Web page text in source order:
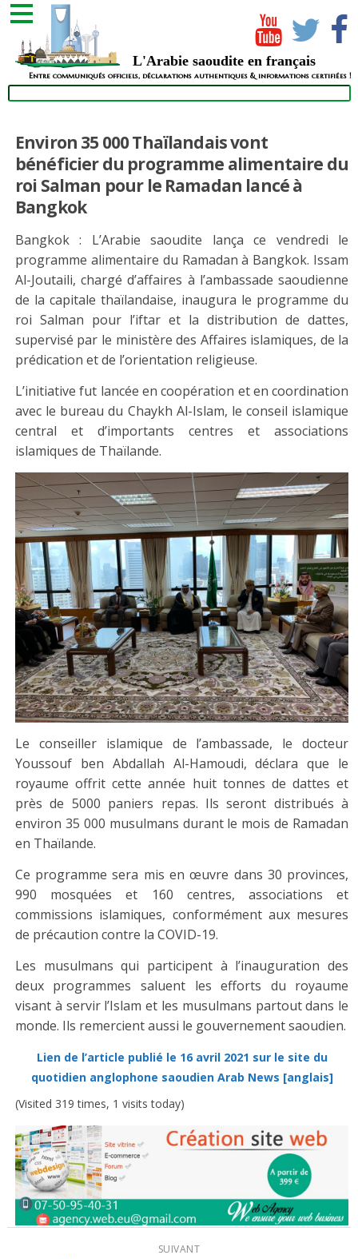
L'Arabie saoudite en français
Entre communiqués officiels, déclarations authentiques & informations certifiées !
Environ 35 000 Thaïlandais vont
bénéficier du programme alimentaire du
roi Salman pour le Ramadan lancé à
Bangkok
Bangkok : L’Arabie saoudite lança ce vendredi le
programme alimentaire du Ramadan à Bangkok. Issam
Al-Joutaili, chargé d’affaires à l’ambassade saoudienne
de la capitale thaïlandaise, inaugura le programme du
roi Salman pour l’iftar et la distribution de dattes,
supervisé par le ministère des Affaires islamiques, de la
prédication et de l’orientation religieuse.
L’initiative fut lancée en coopération et en coordination
avec le bureau du Chaykh Al-Islam, le conseil islamique
central et d’importants centres et associations
islamiques de Thaïlande.
Le conseiller islamique de l’ambassade, le docteur
Youssouf ben Abdallah Al-Hamoudi, déclara que le
royaume offrit cette année huit tonnes de dattes et
près de 5000 paniers repas. Ils seront distribués à
environ 35 000 musulmans durant le mois de Ramadan
en Thaïlande.
Ce programme sera mis en œuvre dans 30 provinces,
990 mosquées et 160 centres, associations et
commissions islamiques, conformément aux mesures
de précaution contre la COVID-19.
Les musulmans qui participent à l’inauguration des
deux programmes saluent les efforts du royaume
visant à servir l’Islam et les musulmans partout dans le
monde. Ils remercient aussi le gouvernement saoudien.
Lien de l’article publié le 16 avril 2021 sur le site du
quotidien anglophone saoudien Arab News [anglais]
(Visited 319 times, 1 visits today)
SUIVANT